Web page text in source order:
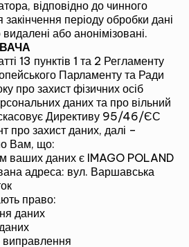
відповідно до чинного
періоду обробки дані
або анонімізовані.
13 пунктів 1 та 2 Регламенту
Парламенту та Ради
про захист фізичних осіб
даних та про вільний
Директиву 95/46/ЄС
про захист даних, далі –
Вам, що:
ваших даних є IMAGO POLAND
адреса: вул. Варшавська
право:
даних
виправлення